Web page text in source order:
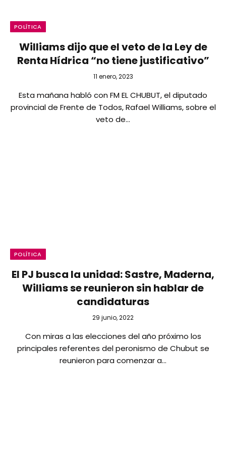
POLÍTICA
Williams dijo que el veto de la Ley de
Renta Hídrica “no tiene justificativo”
11 enero, 2023
Esta mañana habló con FM EL CHUBUT, el diputado
provincial de Frente de Todos, Rafael Williams, sobre el
veto de…
POLÍTICA
El PJ busca la unidad: Sastre, Maderna,
Williams se reunieron sin hablar de
candidaturas
29 junio, 2022
Con miras a las elecciones del año próximo los
principales referentes del peronismo de Chubut se
reunieron para comenzar a…